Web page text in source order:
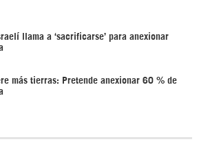
llama a ‘sacrificarse’ para anexionar
más tierras: Pretende anexionar 60 % de